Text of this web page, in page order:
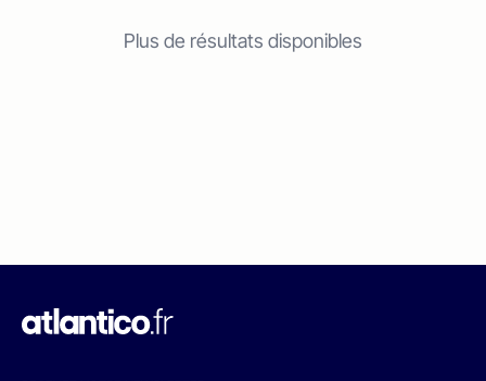
Plus de résultats disponibles